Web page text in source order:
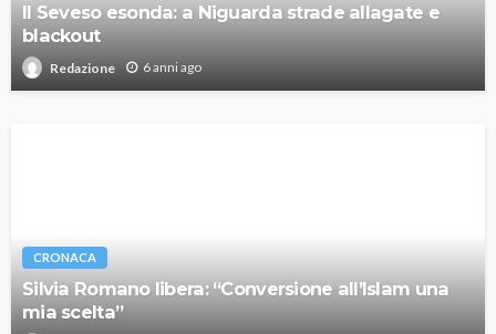
Il Seveso esonda: a Niguarda strade allagate e
blackout
Redazione 6 anni ago
CRONACA
Silvia Romano libera: “Conversione all’Islam una
mia scelta”